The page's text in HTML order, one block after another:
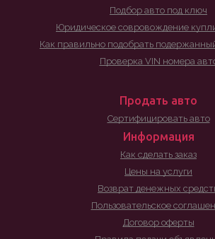
Подбор авто под ключ
Юридическое совровождение
Как правильно подобрать
Проверка VIN номера
Продать авто
Сертифицировать авто
Информация
Как сделать заказ
Цены на услуги
Возврат денежных
Пользовательское
Договор оферты